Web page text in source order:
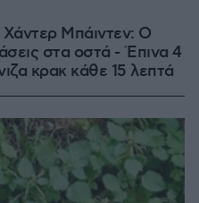
Μπάιντεν: Ο
στα οστά - Έπινα 4
κρακ κάθε 15 λεπτά